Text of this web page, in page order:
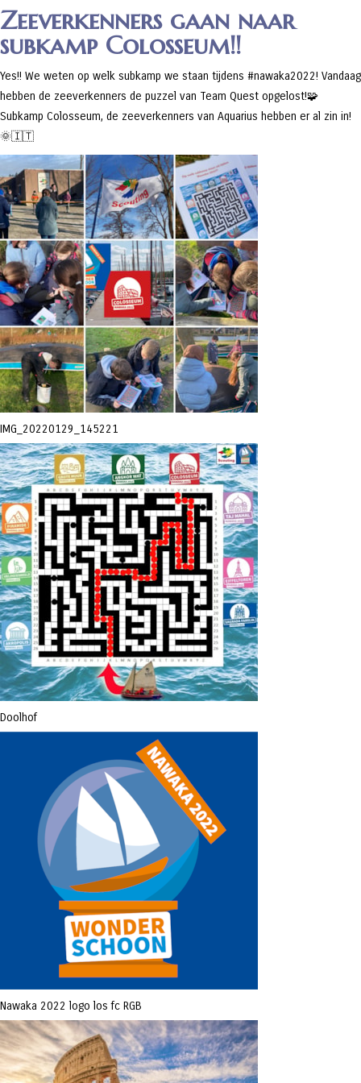
Zeeverkenners gaan naar
subkamp Colosseum!!
Yes!! We weten op welk subkamp we staan tijdens #nawaka2022! Vandaag
hebben de zeeverkenners de puzzel van Team Quest opgelost!🧩
Subkamp Colosseum, de zeeverkenners van Aquarius hebben er al zin in!
🌞🇮🇹
IMG_20220129_145221
Doolhof
Nawaka 2022 logo los fc RGB